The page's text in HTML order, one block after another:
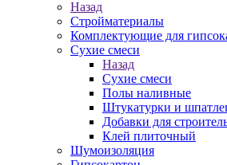
Назад
Стройматериалы
Комплектующие для
Сухие смеси
Назад
Сухие смеси
Полы наливные
Штукатурки и
Добавки для
Клей плиточный
Шумоизоляция